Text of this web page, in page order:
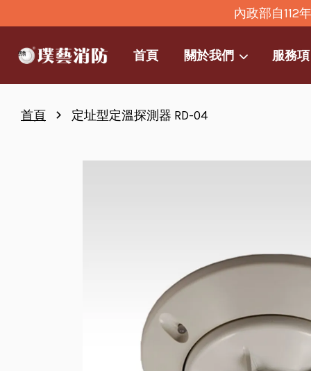
內政部自112
首頁 關於我們 服務
首頁 › 定址型定溫探測器 RD-04